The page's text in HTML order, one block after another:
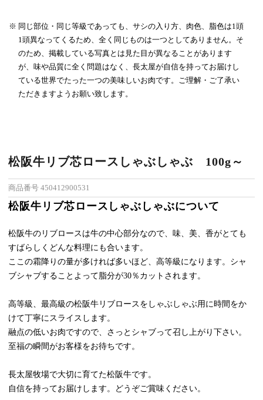
同じ部位・同じ等級であっても、サシの入り方、肉色、脂色は1頭
1頭異なってくるため、全く同じものは一つとしてありません。そ
のため、掲載している写真とは見た目が異なることがあります
が、味や品質に全く問題はなく、長太屋が自信を持ってお届けし
ている世界でたった一つの美味しいお肉です。ご理解・ご了承い
ただきますようお願い致します。
松阪牛リブ芯ロースしゃぶしゃぶ 100g～
商品番号 450412900531
松阪牛リブ芯ロースしゃぶしゃぶについて
松阪牛のリブロースは牛の中心部分なので、味、美、香がとても
すばらしくどんな料理にも合います。
ここの霜降りの量が多ければ多いほど、高等級になります。シャ
ブシャブすることよって脂分が30％カットされます。
高等級、最高級の松阪牛リブロースをしゃぶしゃぶ用に時間をか
けて丁寧にスライスします。
融点の低いお肉ですので、さっとシャブって召し上がり下さい。
至福の瞬間がお客様をお待ちです。
長太屋牧場で大切に育てた松阪牛です。
自信を持ってお届けします。どうぞご賞味ください。